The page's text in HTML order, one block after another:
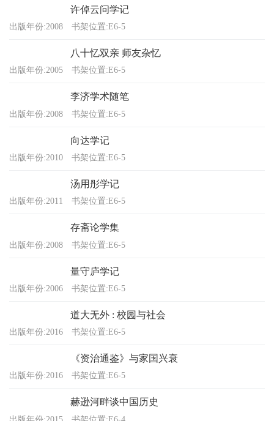
许倬云问学记
出版年份:2008 书架位置:E6-5
八十忆双亲 师友杂忆
出版年份:2005 书架位置:E6-5
李济学术随笔
出版年份:2008 书架位置:E6-5
向达学记
出版年份:2010 书架位置:E6-5
汤用彤学记
出版年份:2011 书架位置:E6-5
存斋论学集
出版年份:2008 书架位置:E6-5
量守庐学记
出版年份:2006 书架位置:E6-5
道大无外 : 校园与社会
出版年份:2016 书架位置:E6-5
《资治通鉴》与家国兴衰
出版年份:2016 书架位置:E6-5
赫逊河畔谈中国历史